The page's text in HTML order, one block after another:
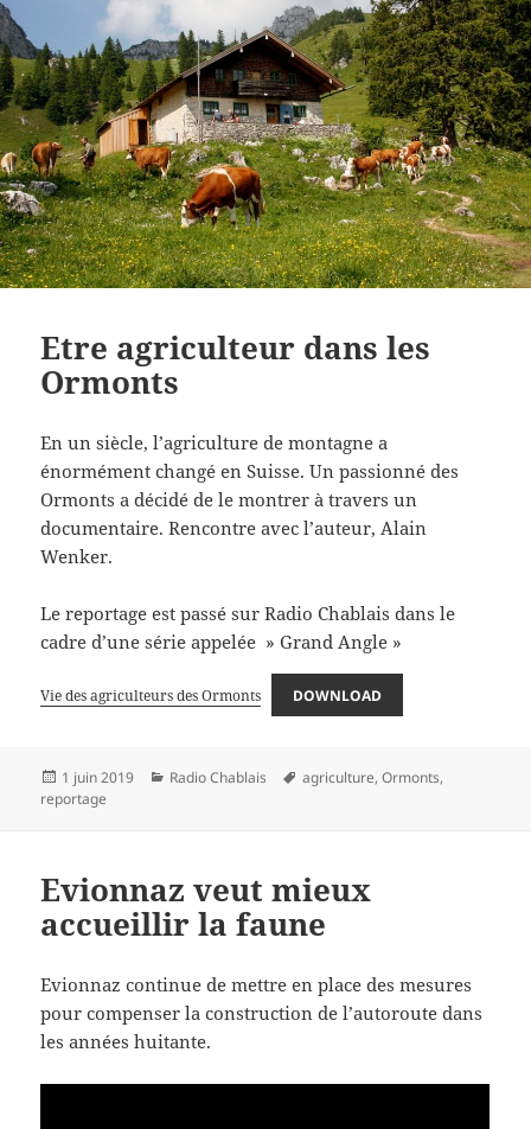
Etre agriculteur dans les
Ormonts
En un siècle, l’agriculture de montagne a
énormément changé en Suisse. Un passionné des
Ormonts a décidé de le montrer à travers un
documentaire. Rencontre avec l’auteur, Alain
Wenker.
Le reportage est passé sur Radio Chablais dans le
cadre d’une série appelée » Grand Angle »
Vie des agriculteurs des Ormonts DOWNLOAD
Publié
le
1 juin 2019 Catégories
Radio Chablais
Mots-
agriculture,Ormonts,
reportage
Evionnaz veut mieux
accueillir la faune
Evionnaz continue de mettre en place des mesures
pour compenser la construction de l’autoroute dans
les années huitante.